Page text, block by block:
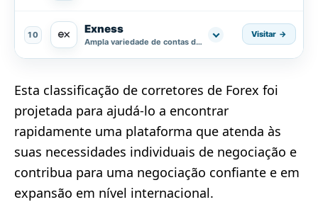
10 Exness
Ampla variedade de contas de negociação.
Visitar
Esta classificação de corretores de Forex foi
projetada para ajudá-lo a encontrar
rapidamente uma plataforma que atenda às
suas necessidades individuais de negociação e
contribua para uma negociação confiante e em
expansão em nível internacional.